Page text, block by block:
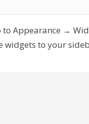
to Appearance →
widgets to your